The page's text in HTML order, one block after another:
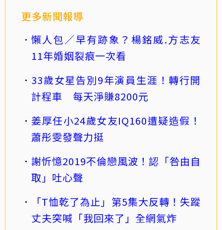
更多新聞報導
懶人包／早有跡象？楊銘威.方志友
11年婚姻裂痕一次看
33歲女星告別9年演員生涯！轉行開
計程車 每天淨賺8200元
姜厚任小24歲女友IQ160遭疑造假！
蕭彤雯發聲力挺
謝忻憶2019不倫戀風波！認「咎由自
取」吐心聲
「T恤乾了為止」第5集大反轉！失蹤
丈夫突喊「我回來了」全網氣炸